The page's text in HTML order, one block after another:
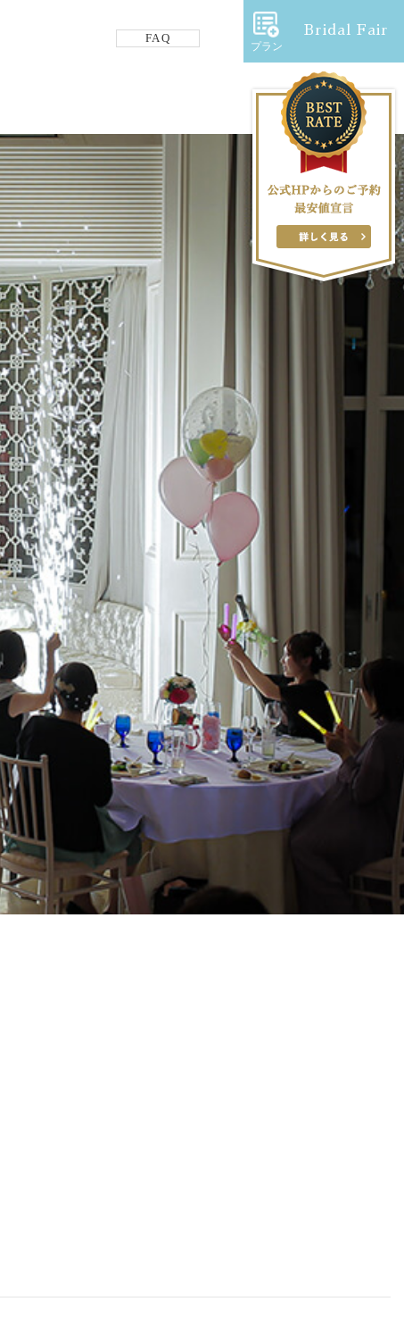
FAQ
プラン
Bridal Fair
フロアガイド
ギャラリー
アクセス
紹介キャンペーン
採用情報
成約者サイト
Bridal Fair
Youtube